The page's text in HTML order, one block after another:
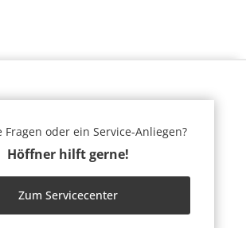
Fragen oder ein Service-Anliegen?
Höffner hilft gerne!
Zum Servicecenter